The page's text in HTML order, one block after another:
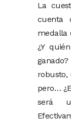
La
cuenta
medalla
¿Y
robusto,
pero…
será